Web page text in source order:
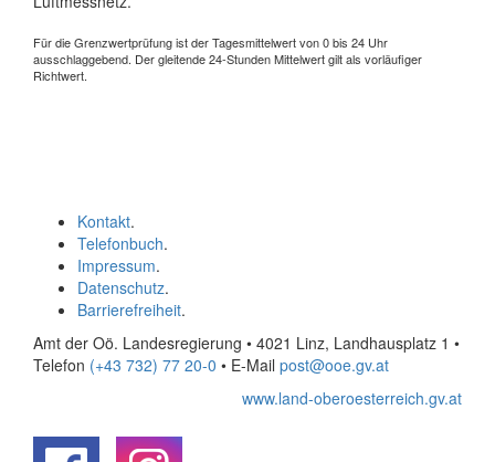
Für die Grenzwertprüfung ist der Tagesmittelwert von 0 bis 24 Uhr
ausschlaggebend. Der gleitende 24-Stunden Mittelwert gilt als vorläufiger
Richtwert.
Kontakt.
Telefonbuch.
Impressum.
Datenschutz.
Barrierefreiheit.
Amt der Oö. Landesregierung • 4021 Linz, Landhausplatz 1 •
Telefon (+43 732) 77 20-0 • E-Mail post@ooe.gv.at
www.land-oberoesterreich.gv.at